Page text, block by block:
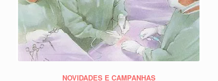
NOVIDADES E CAMPANHAS